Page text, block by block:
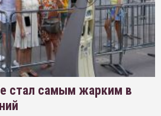
стал самым жарким в